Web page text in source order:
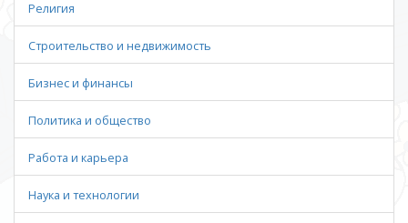
Религия
Строительство и недвижимость
Бизнес и финансы
Политика и общество
Работа и карьера
Наука и технологии